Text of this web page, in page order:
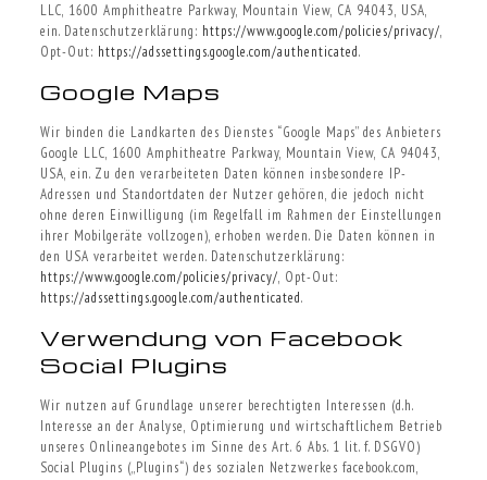
LLC, 1600 Amphitheatre Parkway, Mountain View, CA 94043, USA,
ein. Datenschutzerklärung: https://www.google.com/policies/privacy/,
Opt-Out: https://adssettings.google.com/authenticated.
Google Maps
Wir binden die Landkarten des Dienstes “Google Maps” des Anbieters
Google LLC, 1600 Amphitheatre Parkway, Mountain View, CA 94043,
USA, ein. Zu den verarbeiteten Daten können insbesondere IP-
Adressen und Standortdaten der Nutzer gehören, die jedoch nicht
ohne deren Einwilligung (im Regelfall im Rahmen der Einstellungen
ihrer Mobilgeräte vollzogen), erhoben werden. Die Daten können in
den USA verarbeitet werden. Datenschutzerklärung:
https://www.google.com/policies/privacy/, Opt-Out:
https://adssettings.google.com/authenticated.
Verwendung von Facebook
Social Plugins
Wir nutzen auf Grundlage unserer berechtigten Interessen (d.h.
Interesse an der Analyse, Optimierung und wirtschaftlichem Betrieb
unseres Onlineangebotes im Sinne des Art. 6 Abs. 1 lit. f. DSGVO)
Social Plugins („Plugins“) des sozialen Netzwerkes facebook.com,